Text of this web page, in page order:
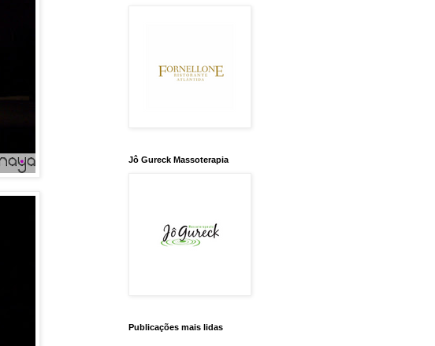
Jô Gureck Massoterapia
Publicações mais lidas